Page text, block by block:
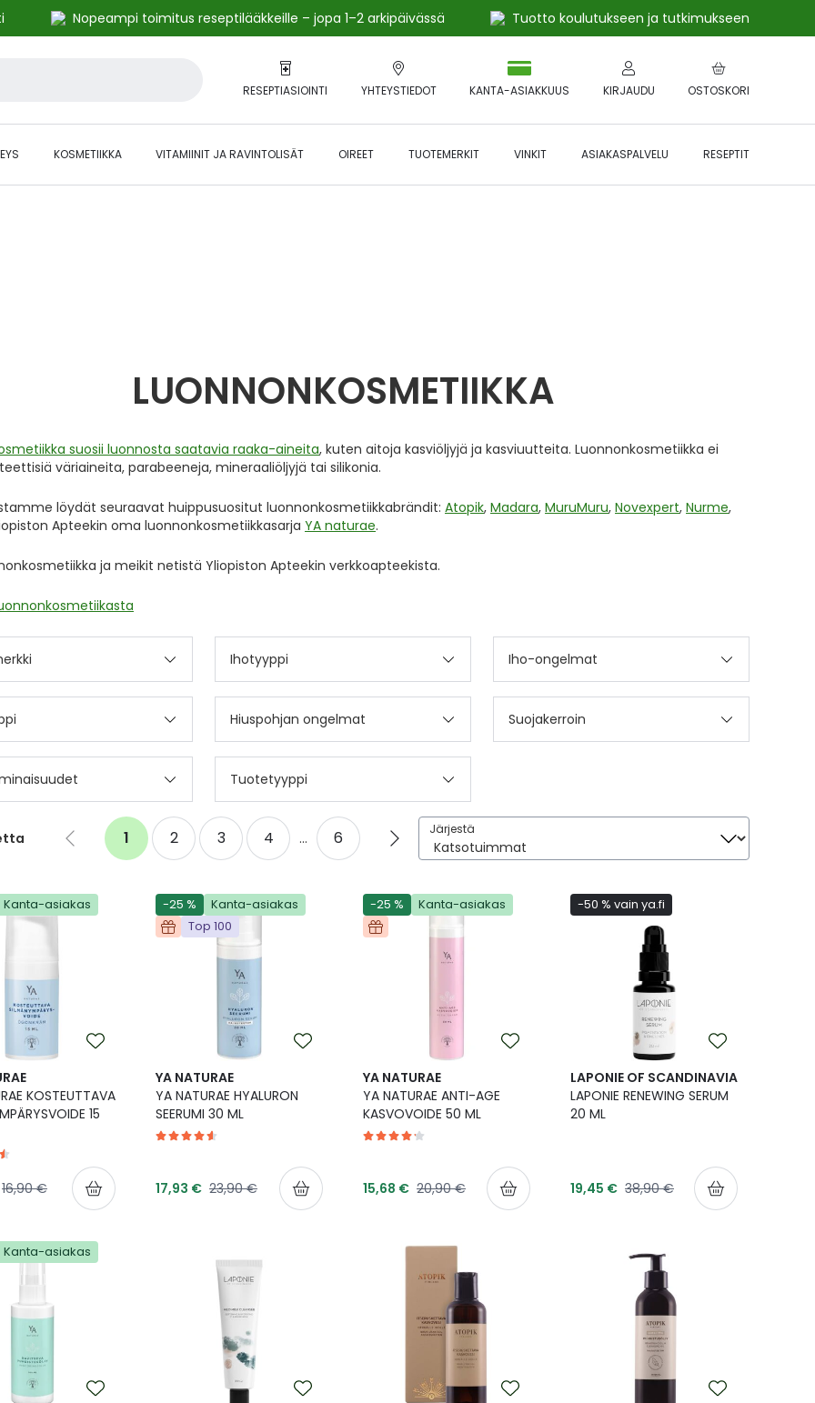
Nopeampi toimitus reseptilääkkeille – jopa 1–2 arkipäivässä
Tuotto koulutukseen ja tutkimukseen
RESEPTIASIOINTI YHTEYSTIEDOT OSTOSKORI
KANTA-ASIAKKUUS KIRJAUDU
KOSMETIIKKA VITAMIINIT JA RAVINTOLISÄT OIREET TUOTEMERKIT VINKIT ASIAKASPALVELU RESEPTIT
LUONNONKOSMETIIKKA
suosii luonnosta saatavia raaka-aineita, kuten aitoja kasviöljyjä ja kasviuutteita. Luonnonkosmetiikka ei
väriaineita, parabeeneja, mineraaliöljyjä tai silikonia.
löydät seuraavat huippusuositut luonnonkosmetiikkabrändit: Atopik, Madara, MuruMuru, Novexpert, Nurme,
Apteekin oma luonnonkosmetiikkasarja YA naturae.
ja meikit netistä Yliopiston Apteekin verkkoapteekista.
Ihotyyppi Iho-ongelmat
Hiuspohjan ongelmat Suojakerroin
Tuotetyyppi
Go
page
You're
currently
page
1 Sivu
2 Sivu
3 Sivu
4 ... Sivu
6
Go
page
Järjestä
Järjestä
Kanta-asiakas
KOSTEUTTAVA
15
Normaalihinta
16,90 €
-25 %
Kanta-asiakas
Top 100
YA NATURAE
YA NATURAE HYALURON
SEERUMI 30 ML
Tarjoushinta
17,93 € Normaalihinta
23,90 €
-25 % Kanta-asiakas
YA NATURAE
YA NATURAE ANTI-AGE
KASVOVOIDE 50 ML
Tarjoushinta
15,68 € Normaalihinta
20,90 €
-50 % vain ya.fi
LAPONIE OF SCANDINAVIA
LAPONIE RENEWING SERUM
20 ML
Tarjoushinta
19,45 € Normaalihinta
38,90 €
Kanta-asiakas